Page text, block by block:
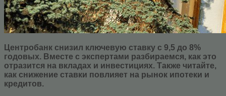
Центробанк снизил ключевую ставку с 9,5 до 8%
годовых. Вместе с экспертами разбираемся, как это
отразится на вкладах и инвестициях. Также читайте,
как снижение ставки повлияет на рынок ипотеки и
кредитов.